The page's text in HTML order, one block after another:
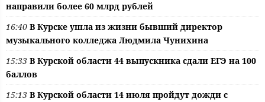
направили более 60 млрд рублей
16:40 В Курске ушла из жизни бывший директор
музыкального колледжа Людмила Чунихина
15:33 В Курской области 44 выпускника сдали ЕГЭ на 100
баллов
15:13 В Курской области 14 июля пройдут дожди с